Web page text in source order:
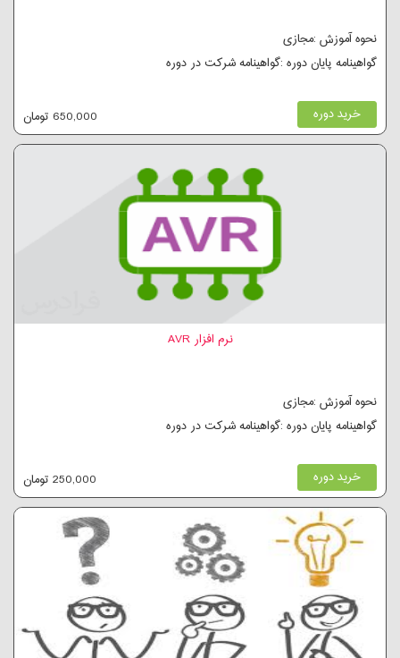
نحوه آموزش :مجازی
گواهینامه پایان دوره :گواهینامه شرکت در دوره
خرید دوره 650,000 تومان
نرم افزار AVR
نحوه آموزش :مجازی
گواهینامه پایان دوره :گواهینامه شرکت در دوره
خرید دوره 250,000 تومان